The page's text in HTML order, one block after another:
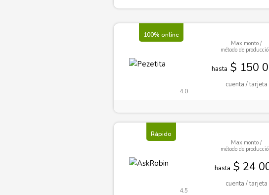
100% online
4.0
Max monto /
método de
hasta $ 150
cuenta / tarjeta
Rápido
4.5
Max monto /
método de
hasta $ 24
cuenta / tarjeta